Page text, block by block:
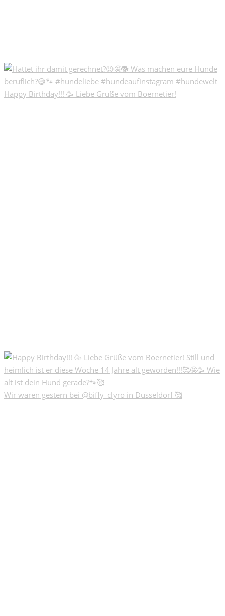
Happy Birthday!!! 🥳 Liebe Grüße vom Boernetier!
Wir waren gestern bei @biffy_clyro in Düsseldorf 🥰